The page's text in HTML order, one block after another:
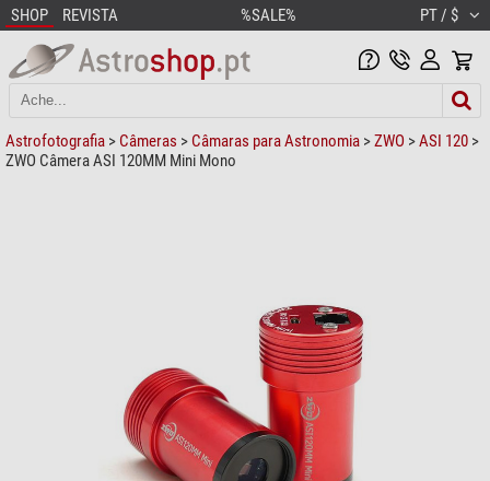
SHOP REVISTA %SALE% PT / $
Astrofotografia > Câmeras > Câmaras para Astronomia >ZWO >ASI 120 >
ZWO Câmera ASI 120MM Mini Mono